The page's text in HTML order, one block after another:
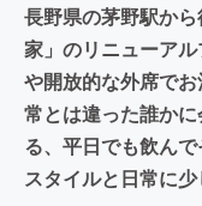
長野県の茅野駅か
家」のリニューア
や開放的な外席で
常とは違った誰か
る、平日でも飲ん
スタイルと日常に